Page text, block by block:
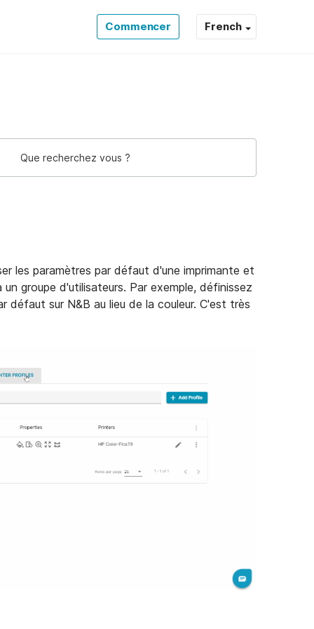
Commencer French
les paramètres par défaut d'une imprimante et
groupe d'utilisateurs. Par exemple, définissez
défaut sur N&B au lieu de la couleur. C'est très